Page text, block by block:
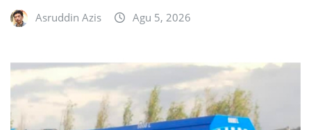
Asruddin Azis Agu 5, 2026